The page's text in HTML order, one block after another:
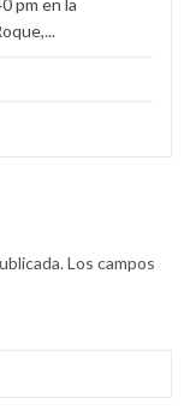
pm en la
Los campos